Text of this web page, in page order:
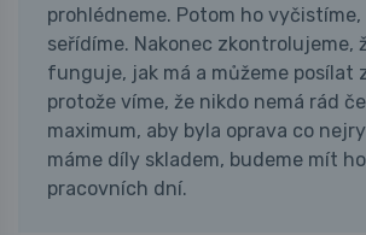
prohlédneme. Potom ho vyčistíme,
seřídíme. Nakonec zkontrolujeme,
funguje, jak má a můžeme posílat
protože víme, že nikdo nemá rád
maximum, aby byla oprava co
máme díly skladem, budeme mít
pracovních dní.